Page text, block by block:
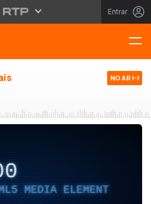
Entrar
NO AR
MEDIA ELEMENT